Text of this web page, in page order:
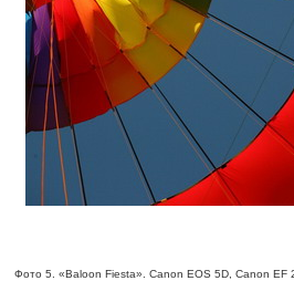
Фото 5. «Baloon Fiesta». Canon EOS 5D, Canon EF